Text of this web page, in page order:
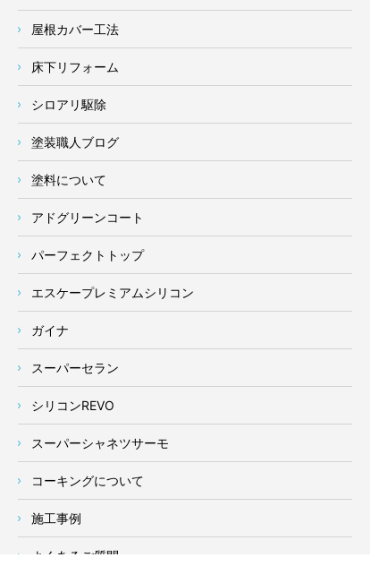
屋根カバー工法
床下リフォーム
シロアリ駆除
塗装職人ブログ
塗料について
アドグリーンコート
パーフェクトトップ
エスケープレミアムシリコン
ガイナ
スーパーセラン
シリコンREVO
スーパーシャネツサーモ
コーキングについて
施工事例
よくあるご質問